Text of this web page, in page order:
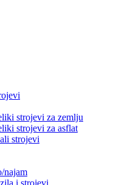
strojevi za zemlju
strojevi za asflat
strojevi
najam
i strojevi